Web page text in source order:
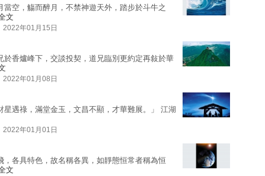
空，觴而醉月，不禁神遊天外，踏步於斗牛之
文
2022年01月15日
香爐峰下，交談投契，道兄臨別更約定再敍於華
2022年01月08日
遇祿，滿堂金玉，文昌不顯，才華難展。」 江湖
2022年01月01日
各具特色，故名稱各異，如靜態恒常者稱為恒
文